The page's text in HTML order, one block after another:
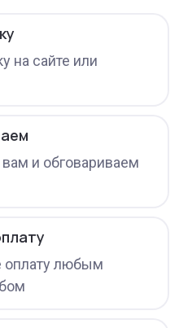
на сайте или
и обговариваем
оплату любым